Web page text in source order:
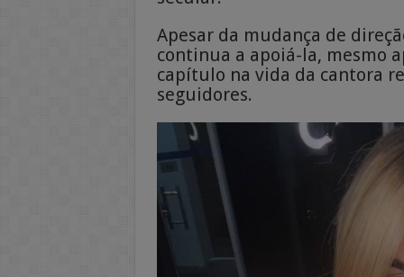
Apesar da mudança de
continua a apoiá-la, mesmo
capítulo na vida da cantora
seguidores.